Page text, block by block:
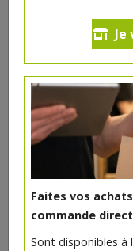
Faites vos
commande
Sont disponibles à
Muscade
-
Réception souhaitée
DANS LA